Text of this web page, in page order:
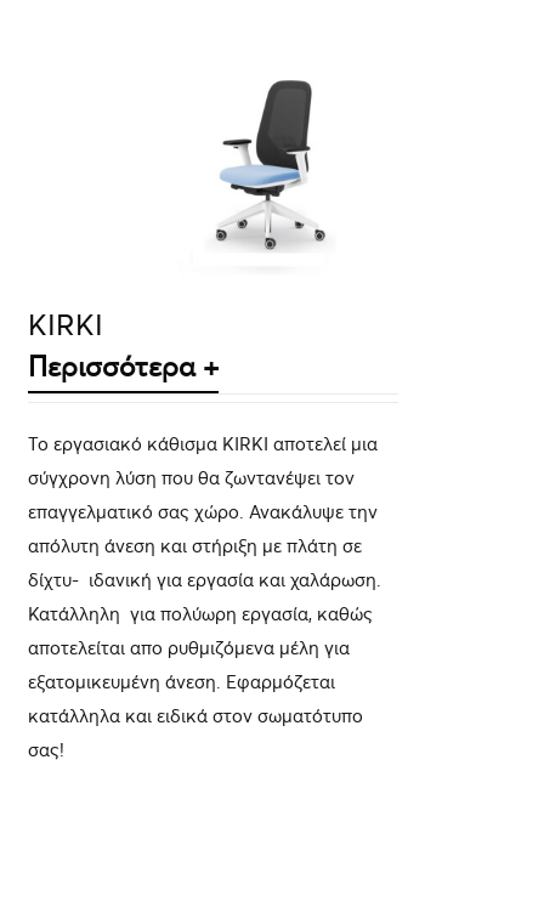
ΛΕΠΤΟΜΈΡΕΙΕΣ
KIRKI
Περισσότερα +
Το εργασιακό κάθισμα KIRKI αποτελεί μια
σύγχρονη λύση που θα ζωντανέψει τον
επαγγελματικό σας χώρο. Ανακάλυψε την
απόλυτη άνεση και στήριξη με πλάτη σε
δίχτυ- ιδανική για εργασία και χαλάρωση.
Κατάλληλη για πολύωρη εργασία, καθώς
αποτελείται απο ρυθμιζόμενα μέλη για
εξατομικευμένη άνεση. Εφαρμόζεται
κατάλληλα και ειδικά στον σωματότυπο
σας!